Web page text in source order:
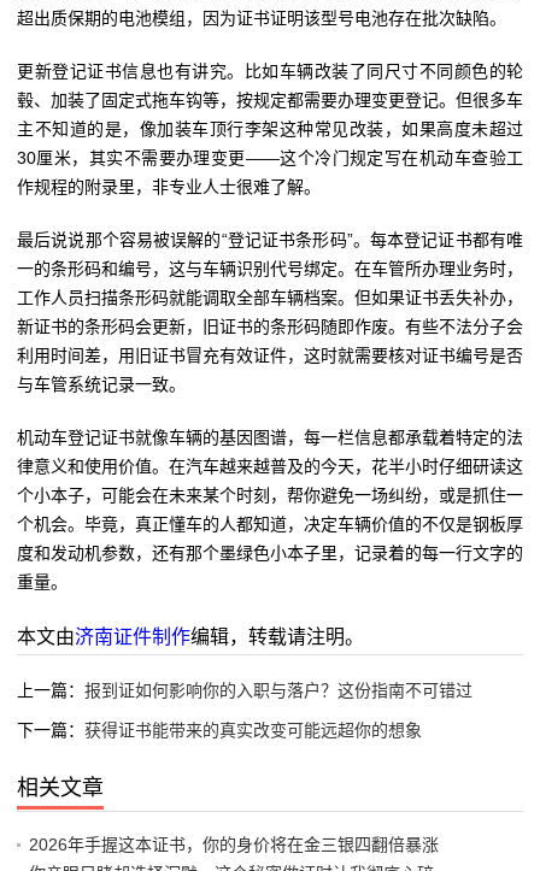
超出质保期的电池模组，因为证书证明该型号电池存在批次缺陷。
更新登记证书信息也有讲究。比如车辆改装了同尺寸不同颜色的轮
毂、加装了固定式拖车钩等，按规定都需要办理变更登记。但很多车
主不知道的是，像加装车顶行李架这种常见改装，如果高度未超过
30厘米，其实不需要办理变更——这个冷门规定写在机动车查验工
作规程的附录里，非专业人士很难了解。
最后说说那个容易被误解的“登记证书条形码”。每本登记证书都有唯
一的条形码和编号，这与车辆识别代号绑定。在车管所办理业务时，
工作人员扫描条形码就能调取全部车辆档案。但如果证书丢失补办，
新证书的条形码会更新，旧证书的条形码随即作废。有些不法分子会
利用时间差，用旧证书冒充有效证件，这时就需要核对证书编号是否
与车管系统记录一致。
机动车登记证书就像车辆的基因图谱，每一栏信息都承载着特定的法
律意义和使用价值。在汽车越来越普及的今天，花半小时仔细研读这
个小本子，可能会在未来某个时刻，帮你避免一场纠纷，或是抓住一
个机会。毕竟，真正懂车的人都知道，决定车辆价值的不仅是钢板厚
度和发动机参数，还有那个墨绿色小本子里，记录着的每一行文字的
重量。
本文由济南证件制作编辑，转载请注明。
上一篇： 报到证如何影响你的入职与落户？这份指南不可错过
下一篇： 获得证书能带来的真实改变可能远超你的想象
相关文章
2026年手握这本证书，你的身价将在金三银四翻倍暴涨